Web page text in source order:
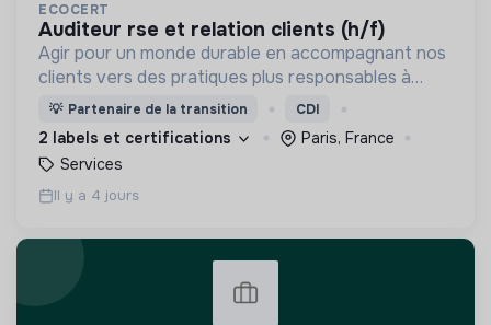
ECOCERT
auditeur rse et relation clients (h/f)
Agir pour un monde durable en accompagnant nos
clients vers des pratiques plus responsables à
travers la certification, le conseil et la formation.
💡 Partenaire de la transition CDI
2 labels et certifications
Paris, France
Services
Il y a 4 jours